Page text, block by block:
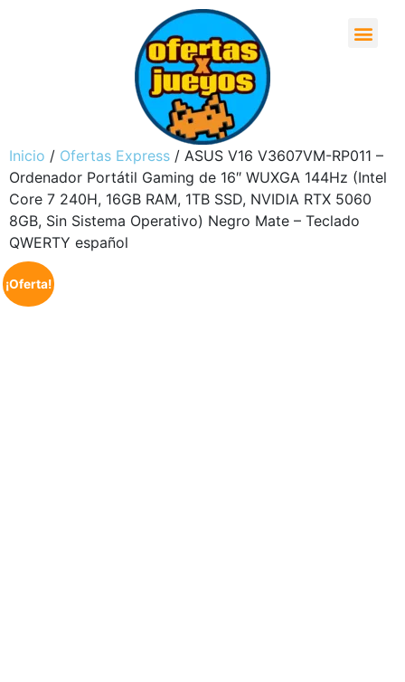
Inicio / Ofertas Express / ASUS V16 V3607VM-RP011 –
Ordenador Portátil Gaming de 16″ WUXGA 144Hz (Intel
Core 7 240H, 16GB RAM, 1TB SSD, NVIDIA RTX 5060
8GB, Sin Sistema Operativo) Negro Mate – Teclado
QWERTY español
¡Oferta!